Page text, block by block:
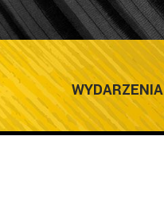
WYDARZENIA